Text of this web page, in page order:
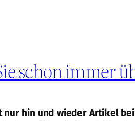
schon immer
nur hin und wieder Artikel